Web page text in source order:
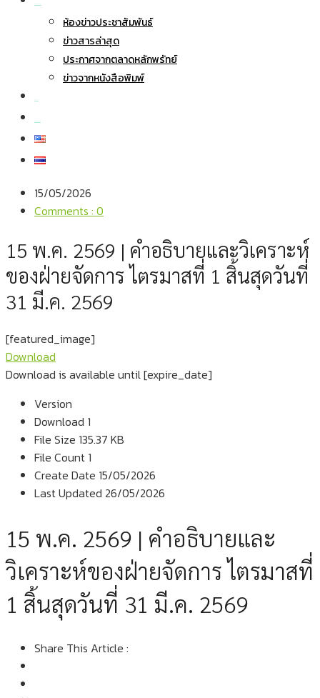
ห้องข่าวประชาสัมพันธ์
ข่าวสารล่าสุด
ประกาศจากตลาดหลักพรัทย์
ข่าวจากหนังสือพิมพ์
15/05/2026
Comments : 0
15 พ.ค. 2569 | คำอธิบายและวิเคราะห์
ของฝ่ายจัดการ ไตรมาสที่ 1 สิ้นสุดวันที่
31 มี.ค. 2569
[featured_image]
Download
Download is available until [expire_date]
Version
Download 1
File Size 135.37 KB
File Count 1
Create Date 15/05/2026
Last Updated 26/05/2026
15 พ.ค. 2569 | คำอธิบายและ
วิเคราะห์ของฝ่ายจัดการ ไตรมาสที่
1 สิ้นสุดวันที่ 31 มี.ค. 2569
Share This Article :